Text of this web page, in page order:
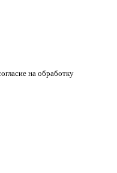
на обработку